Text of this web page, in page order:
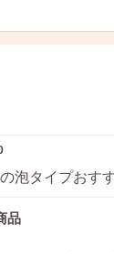
泡タイプおす
品